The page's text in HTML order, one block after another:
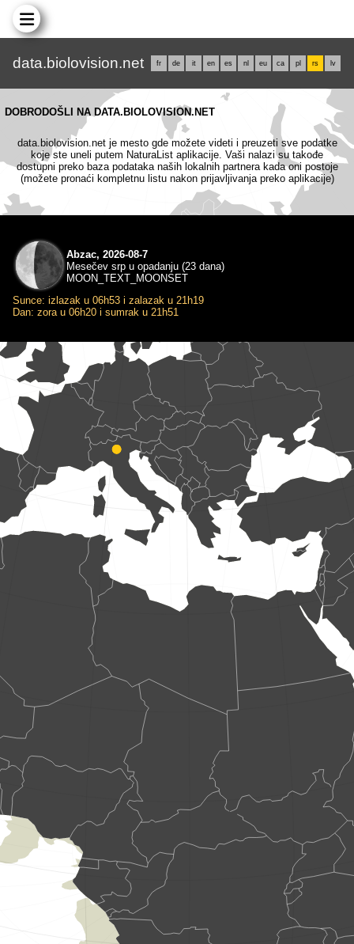
data.biolovision.net fr de it en es nl eu ca pl rs lv
DOBRODOŠLI NA DATA.BIOLOVISION.NET
data.biolovision.net je mesto gde možete videti i preuzeti sve podatke
koje ste uneli putem NaturaList aplikacije. Vaši nalazi su takođe
dostupni preko baza podataka naših lokalnih partnera kada oni postoje
(možete pronaći kompletnu listu nakon prijavljivanja preko aplikacije)
Abzac, 2026-08-7
Mesečev srp u opadanju (23 dana)
MOON_TEXT_MOONSET
Sunce: izlazak u 06h53 i zalazak u 21h19
Dan: zora u 06h20 i sumrak u 21h51